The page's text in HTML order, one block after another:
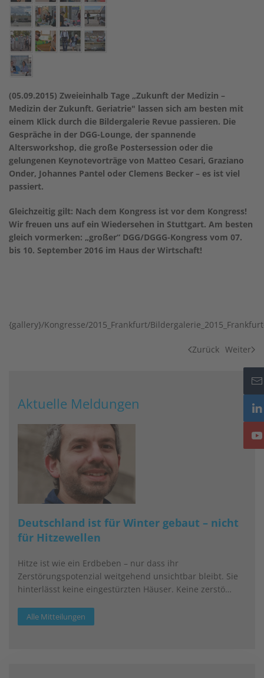
(05.09.2015) Zweieinhalb Tage „Zukunft der Medizin –
Medizin der Zukunft. Geriatrie" lassen sich am besten mit
einem Klick durch die Bildergalerie Revue passieren. Die
Gespräche in der DGG-Lounge, der spannende
Altersworkshop, die große Postersession oder die
gelungenen Keynotevorträge von Matteo Cesari, Graziano
Onder, Johannes Pantel oder Clemens Becker – es ist viel
passiert.
Gleichzeitig gilt: Nach dem Kongress ist vor dem Kongress!
Wir freuen uns auf ein Wiedersehen in Stuttgart. Am besten
gleich vormerken: „großer“ DGG/DGGG-Kongress vom 07.
bis 10. September 2016 im Haus der Wirtschaft!
{gallery}/Kongresse/2015_Frankfurt/
Zurück Weiter
Aktuelle Meldungen
Deutschland ist für Winter gebaut – nicht
für Hitzewellen
Hitze ist wie ein Erdbeben – nur dass ihr
Zerstörungspotenzial weitgehend unsichtbar bleibt. Sie
hinterlässt keine eingestürzten Häuser. Keine zerstö…
Alle Mitteilungen